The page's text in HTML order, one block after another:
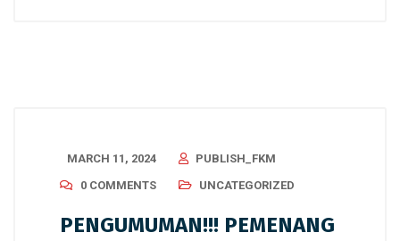
MARCH 11, 2024
PUBLISH_FKM
0 COMMENTS
UNCATEGORIZED
PENGUMUMAN!!! PEMENANG